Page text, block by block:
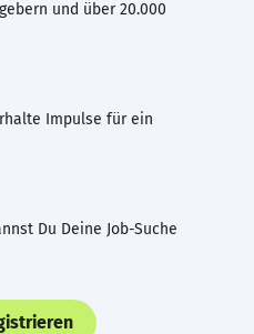
und über 20.000
Impulse für ein
Du Deine Job-Suche